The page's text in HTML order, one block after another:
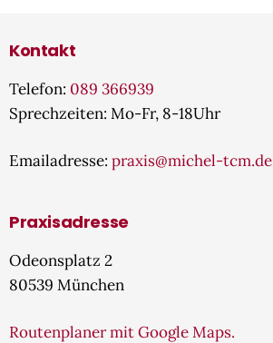
Kontakt
Telefon: 089 366939
Sprechzeiten: Mo-Fr, 8-18Uhr
Emailadresse: praxis@michel-tcm.de
Praxisadresse
Odeonsplatz 2
80539 München
Routenplaner mit Google Maps.